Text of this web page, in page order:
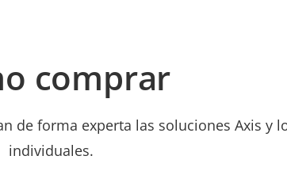
comprar
de forma experta las soluciones Axis y
individuales.